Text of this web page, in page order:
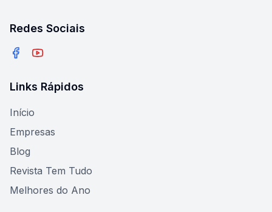
Redes Sociais
Links Rápidos
Início
Empresas
Blog
Revista Tem Tudo
Melhores do Ano